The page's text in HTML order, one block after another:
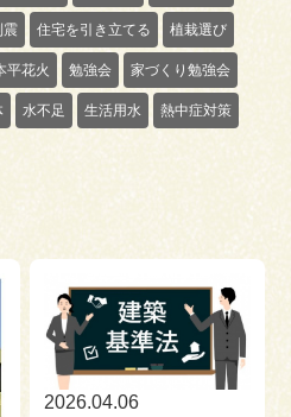
震 住宅を引き立てる 植栽選び
平花火 勉強会 家づくり勉強会
水不足 生活用水 熱中症対策
2026.04.06